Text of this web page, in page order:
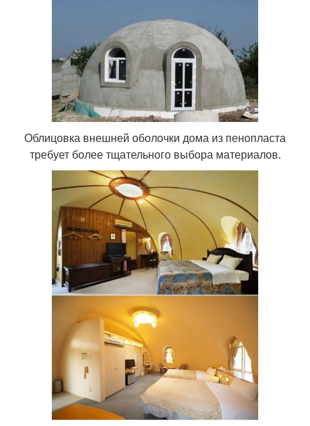
Облицовка внешней оболочки дома из пенопласта
требует более тщательного выбора материалов.